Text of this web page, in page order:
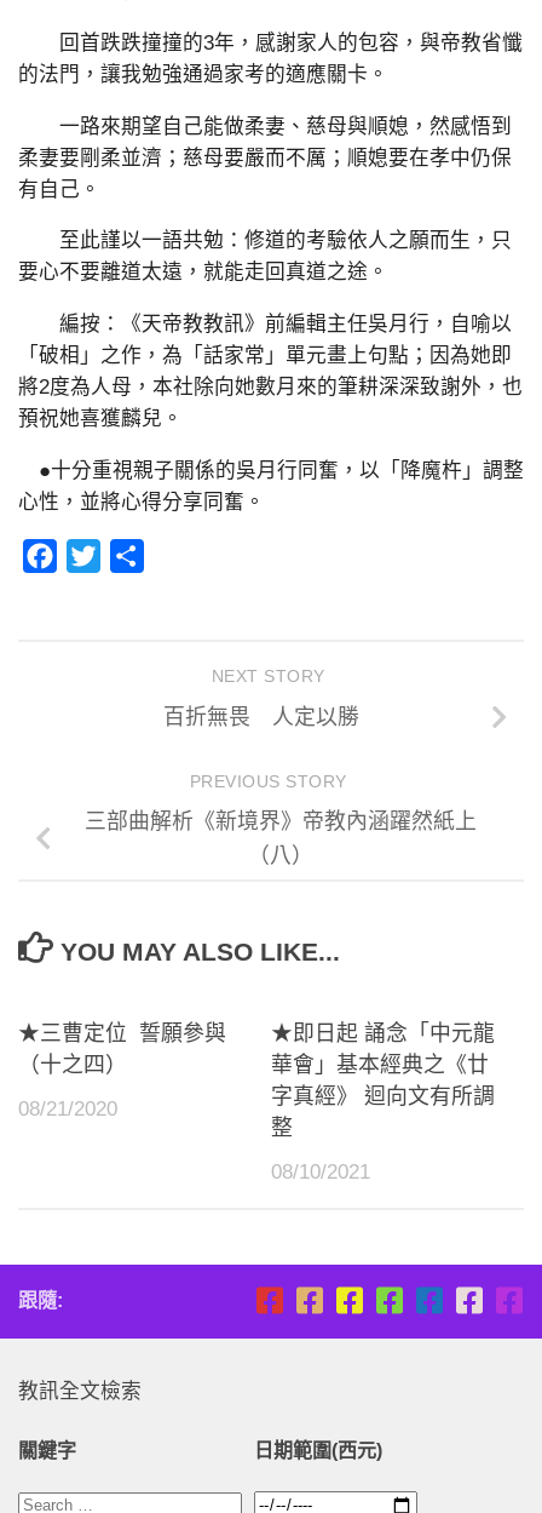
回首跌跌撞撞的3年，感謝家人的包容，與帝教省懺
的法門，讓我勉強通過家考的適應關卡。
一路來期望自己能做柔妻、慈母與順媳，然感悟到
柔妻要剛柔並濟；慈母要嚴而不厲；順媳要在孝中仍保
有自己。
至此謹以一語共勉：修道的考驗依人之願而生，只
要心不要離道太遠，就能走回真道之途。
編按：《天帝教教訊》前編輯主任吳月行，自喻以
「破相」之作，為「話家常」單元畫上句點；因為她即
將2度為人母，本社除向她數月來的筆耕深深致謝外，也
預祝她喜獲麟兒。
●十分重視親子關係的吳月行同奮，以「降魔杵」調整
心性，並將心得分享同奮。
Facebook
Twitter
NEXT STORY
百折無畏 人定以勝
PREVIOUS STORY
三部曲解析《新境界》帝教內涵躍然紙上
（八）
YOU MAY ALSO LIKE...
★三曹定位 誓願參與
（十之四）
08/21/2020
★即日起 誦念「中元龍
華會」基本經典之《廿
字真經》 迴向文有所調
整
08/10/2021
跟隨:
教訊全文檢索
關鍵字 日期範圍(西元)